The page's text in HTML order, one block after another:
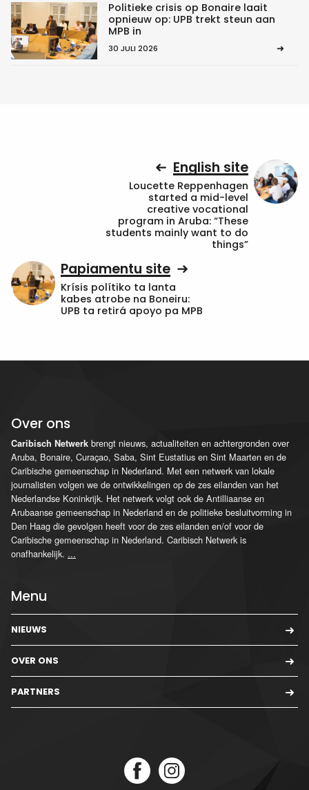
Politieke crisis op Bonaire laait
opnieuw op: UPB trekt steun aan
MPB in
30 JULI 2026
English site
Loucette Reppenhagen
started a mid-level
creative vocational
program in Aruba: “These
students mainly want to do
things”
Papiamentu site
Krísis polítiko ta lanta
kabes atrobe na Boneiru:
UPB ta retirá apoyo pa MPB
Over ons
Caribisch Netwerk brengt nieuws, actualiteiten en achtergronden over
Aruba, Bonaire, Curaçao, Saba, Sint Eustatius en Sint Maarten en de
Caribische gemeenschap in Nederland. Met een netwerk van lokale
journalisten volgen we de ontwikkelingen op de zes eilanden van het
Nederlandse Koninkrijk. Het netwerk volgt ook de Antilliaanse en
Arubaanse gemeenschap in Nederland en de politieke besluitvorming in
Den Haag die gevolgen heeft voor de zes eilanden en/of voor de
Caribische gemeenschap in Nederland. Caribisch Netwerk is
onafhankelijk. ...
Menu
NIEUWS
OVER ONS
PARTNERS